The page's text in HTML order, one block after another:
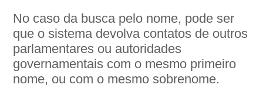
No caso da busca pelo nome, pode ser
que o sistema devolva contatos de outros
parlamentares ou autoridades
governamentais com o mesmo primeiro
nome, ou com o mesmo sobrenome.